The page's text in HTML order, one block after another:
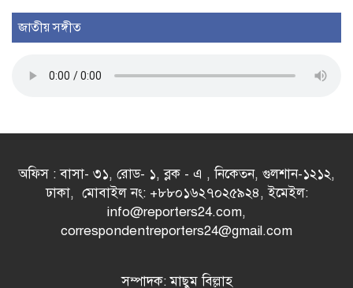
জাতীয় সঙ্গীত
অফিস : বাসা- ৩১, রোড- ১, ব্লক - এ , নিকেতন, গুলশান-১২১২,
ঢাকা, মোবাইল নং: +৮৮০১৬২৭০২৫৯২৪, ইমেইল:
info@reporters24.com,
correspondentreporters24@gmail.com
সম্পাদক: মাছুম বিল্লাহ